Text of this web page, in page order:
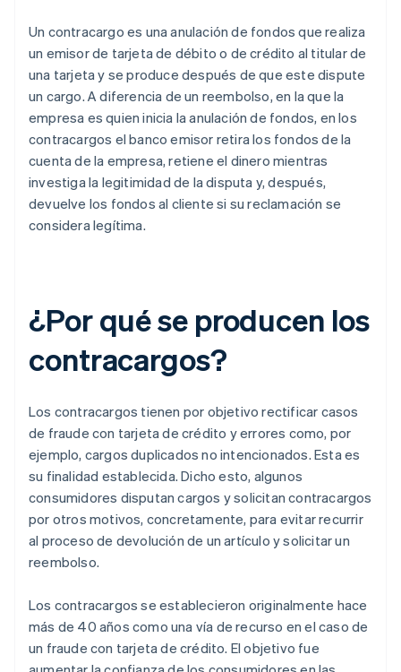
Un contracargo es una anulación de fondos que realiza
un emisor de tarjeta de débito o de crédito al titular de
una tarjeta y se produce después de que este dispute
un cargo. A diferencia de un reembolso, en la que la
empresa es quien inicia la anulación de fondos, en los
contracargos el banco emisor retira los fondos de la
cuenta de la empresa, retiene el dinero mientras
investiga la legitimidad de la disputa y, después,
devuelve los fondos al cliente si su reclamación se
considera legítima.
¿Por qué se producen los
contracargos?
Los contracargos tienen por objetivo rectificar casos
de fraude con tarjeta de crédito y errores como, por
ejemplo, cargos duplicados no intencionados. Esta es
su finalidad establecida. Dicho esto, algunos
consumidores disputan cargos y solicitan contracargos
por otros motivos, concretamente, para evitar recurrir
al proceso de devolución de un artículo y solicitar un
reembolso.
Los contracargos se establecieron originalmente hace
más de 40 años como una vía de recurso en el caso de
un fraude con tarjeta de crédito. El objetivo fue